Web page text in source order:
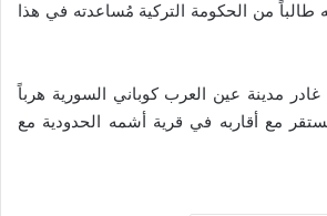
طالباً من الحكومة التركية مُساعدته في هذا
مدينة عين العرب كوباني السورية هرباً
مع أقاربه في قرية أشمه الحدودية مع